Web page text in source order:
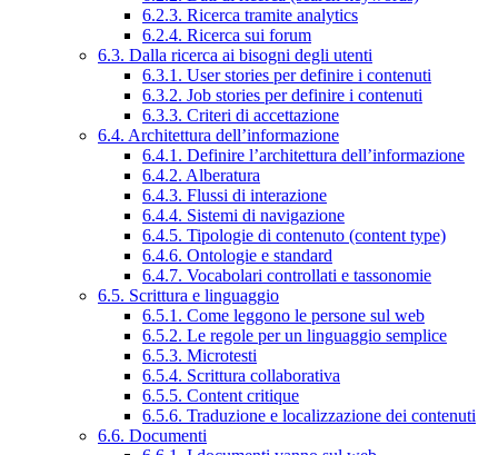
6.2.3. Ricerca tramite analytics
6.2.4. Ricerca sui forum
6.3. Dalla ricerca ai bisogni degli utenti
6.3.1. User stories per definire i contenuti
6.3.2. Job stories per definire i contenuti
6.3.3. Criteri di accettazione
6.4. Architettura dell’informazione
6.4.1. Definire l’architettura dell’informazione
6.4.2. Alberatura
6.4.3. Flussi di interazione
6.4.4. Sistemi di navigazione
6.4.5. Tipologie di contenuto (content type)
6.4.6. Ontologie e standard
6.4.7. Vocabolari controllati e tassonomie
6.5. Scrittura e linguaggio
6.5.1. Come leggono le persone sul web
6.5.2. Le regole per un linguaggio semplice
6.5.3. Microtesti
6.5.4. Scrittura collaborativa
6.5.5. Content critique
6.5.6. Traduzione e localizzazione dei contenuti
6.6. Documenti